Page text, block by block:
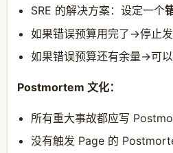
SRE 的解决方案：设定一个
如果错误预算用完了→停止
如果错误预算还有余量→可
Postmortem 文化：
所有重大事故都应写
没有触发 Page 的